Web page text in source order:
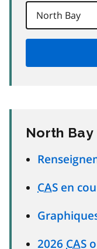
North Bay
CAS en
2026 CAS